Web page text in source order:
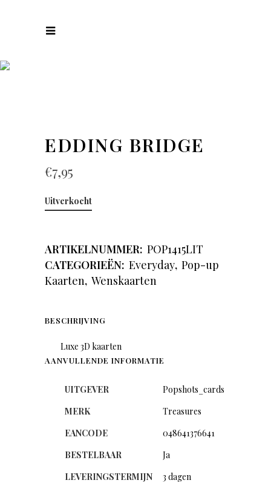
EDDING BRIDGE
€7,95
Uitverkocht
ARTIKELNUMMER: POP1415LIT
CATEGORIEËN: Everyday, Pop-up
Kaarten, Wenskaarten
BESCHRIJVING
Luxe 3D kaarten
AANVULLENDE INFORMATIE
UITGEVER
Popshots_cards
MERK
Treasures
EANCODE
048641376641
BESTELBAAR
Ja
LEVERINGSTERMIJN
3 dagen